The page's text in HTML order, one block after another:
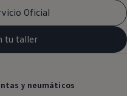
Oficial
tu taller
y neumáticos